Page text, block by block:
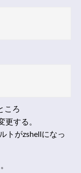
ころ
更する。
トがzshellになっ